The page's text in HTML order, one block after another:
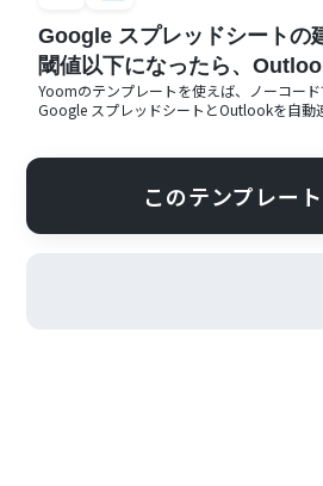
Google スプレッドシートの
閾値以下になったら、
Yoomのテンプレートを使えば、ノーコード
Google スプレッドシート とOutlookを自動
このテンプレー